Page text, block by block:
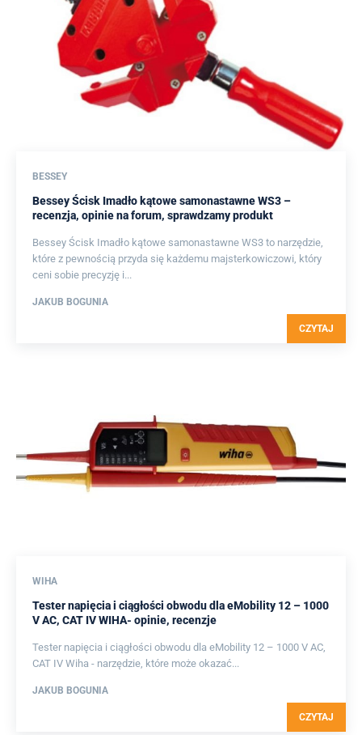
BESSEY
Bessey Ścisk Imadło kątowe samonastawne WS3 –
recenzja, opinie na forum, sprawdzamy produkt
Bessey Ścisk Imadło kątowe samonastawne WS3 to narzędzie,
które z pewnością przyda się każdemu majsterkowiczowi, który
ceni sobie precyzję i...
JAKUB BOGUNIA
CZYTAJ
WIHA
Tester napięcia i ciągłości obwodu dla eMobility 12 – 1000
V AC, CAT IV WIHA- opinie, recenzje
Tester napięcia i ciągłości obwodu dla eMobility 12 – 1000 V AC,
CAT IV Wiha - narzędzie, które może okazać...
JAKUB BOGUNIA
CZYTAJ